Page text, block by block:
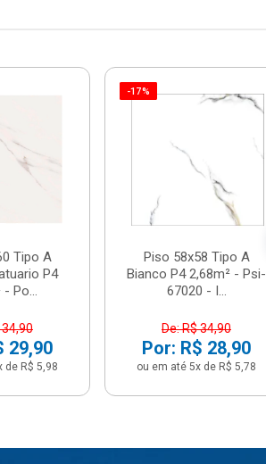
Tipo A
P4
- Po...
34,90
29,90
de R$ 5,98
-17%
Piso 58x58 Tipo A
Bianco P4 2,68m² - Psi-
67020 - I...
De: R$ 34,90
Por: R$ 28,90
ou em até 5x de R$ 5,78